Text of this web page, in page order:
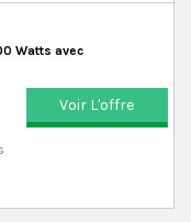
Watts avec
Voir L'offre